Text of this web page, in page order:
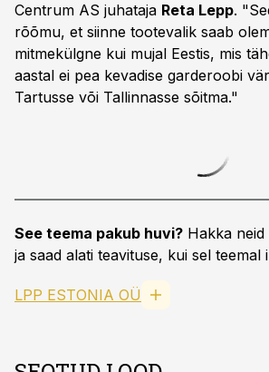
Centrum AS juhataja Reta Lepp.
rõõmu, et siinne tootevalik saab
mitmekülgne kui mujal Eestis, mis
aastal ei pea kevadise garderoobi
Tartusse või Tallinnasse sõitma."
See teema pakub huvi? Hakka
ja saad alati teavituse, kui sel teemal
LPP ESTONIA OÜ